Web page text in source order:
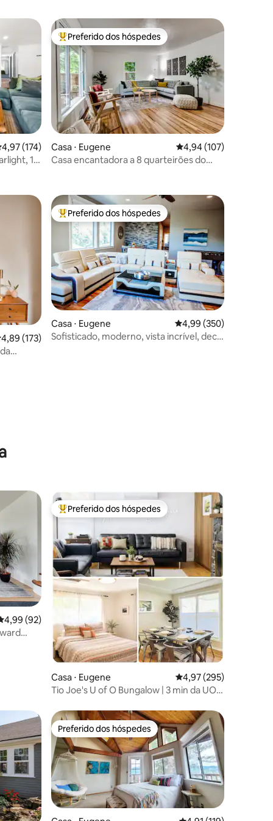
hóspedes
de uma avaliação média de 5, 174 avaliações
4,97 (174)
1
Entre os melhores preferidos dos hóspedes
Preferido dos hóspedes
Casa ⋅ Eugene 4,94 de uma avaliação
4,94 (107)
Casa encantadora a 8 quarteirões do
de uma avaliação média de 5, 173 avaliações
4,89 (173)
Entre os melhores preferidos dos hóspedes
Preferido dos hóspedes
Casa ⋅ Eugene 4,99 de uma avaliação
4,99 (350)
Sofisticado, moderno, vista incrível, deck
hóspedes
de uma avaliação média de 5, 92 avaliações
4,99 (92)
Entre os melhores preferidos dos hóspedes
Preferido dos hóspedes
Casa ⋅ Eugene 4,97 de uma avaliação
4,97 (295)
Tio Joe's U of O Bungalow | 3 min da UO •
Preferido dos hóspedes
Preferido dos hóspedes